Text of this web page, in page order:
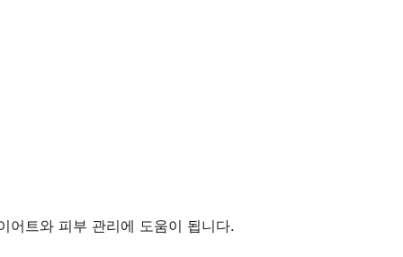
어트와 피부 관리에 도움이 됩니다.